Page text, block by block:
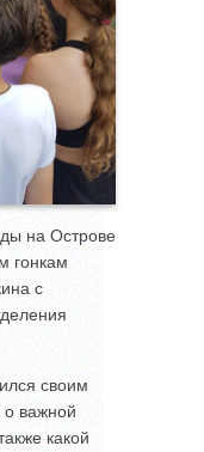
на Острове
гонкам
с
своим
о важной
какой